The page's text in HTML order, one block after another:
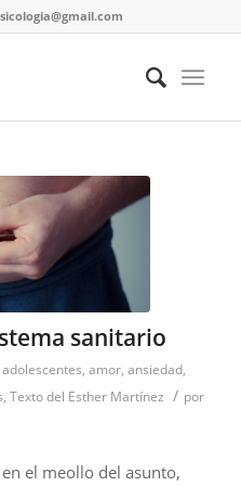
sanitario
adolescentes, amor, ansiedad,
, Texto del Esther Martínez / por
el meollo del asunto,